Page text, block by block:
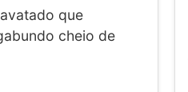
que
cheio de